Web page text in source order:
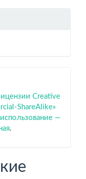
Creative
ShareAlike»
—
.